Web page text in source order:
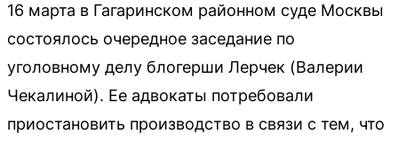
16 марта в Гагаринском районном суде Москвы
состоялось очередное заседание по
уголовному делу блогерши Лерчек (Валерии
Чекалиной). Ее адвокаты потребовали
приостановить производство в связи с тем, что